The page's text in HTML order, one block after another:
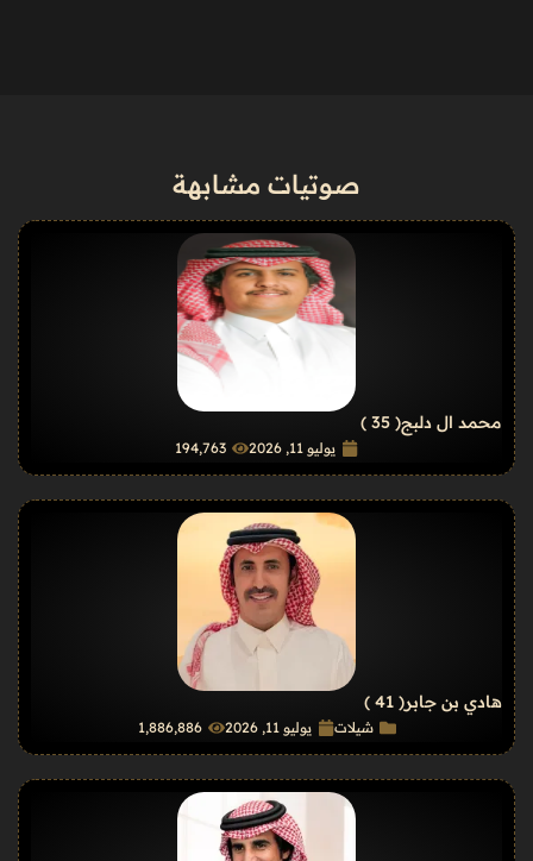
صوتيات مشابهة
محمد ال دلبج( 35 )
يوليو 11, 2026 194٬763
هادي بن جابر( 41 )
شيلات يوليو 11, 2026 1٬886٬886